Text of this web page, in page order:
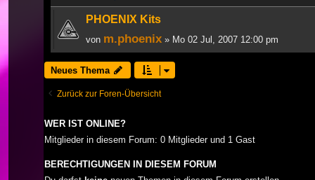
PHOENIX Kits
von m.phoenix » Mo 02 Jul, 2007 12:00 pm
Neues Thema
Zurück zur Foren-Übersicht
WER IST ONLINE?
Mitglieder in diesem Forum: 0 Mitglieder und 1 Gast
BERECHTIGUNGEN IN DIESEM FORUM